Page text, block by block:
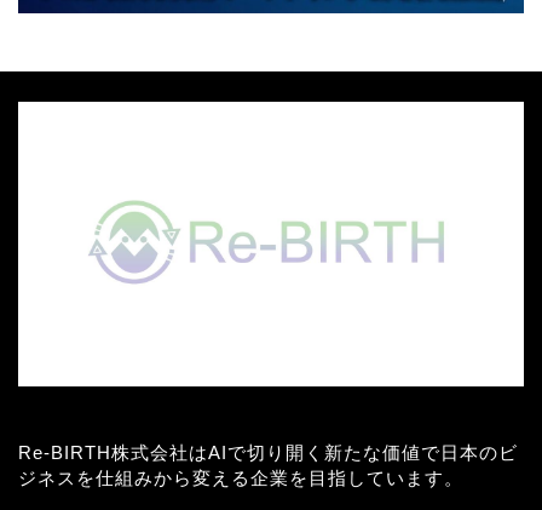
Re-BIRTH株式会社はAIで切り開く新たな価値で日本のビ
ジネスを仕組みから変える企業を目指しています。